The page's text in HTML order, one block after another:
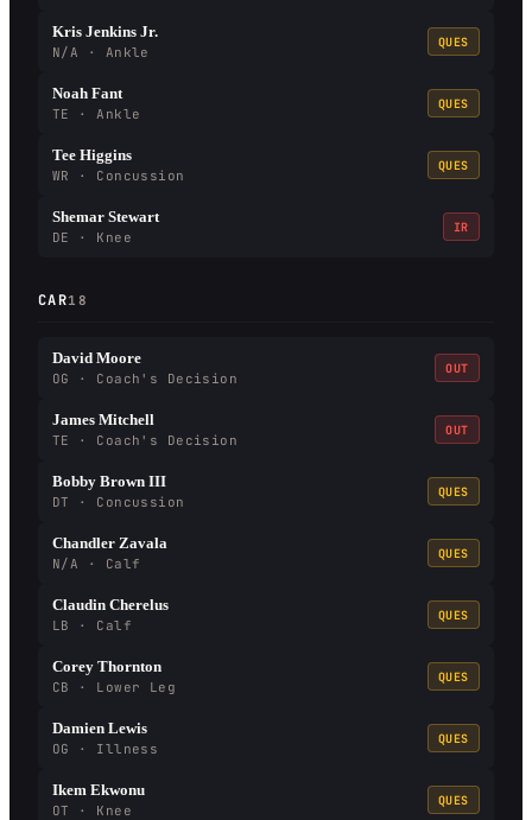
Kris Jenkins Jr.
N/A · Ankle
QUES
Noah Fant
TE · Ankle
QUES
Tee Higgins
WR · Concussion
QUES
Shemar Stewart
DE · Knee
IR
CAR18
David Moore
OG · Coach's Decision
OUT
James Mitchell
TE · Coach's Decision
OUT
Bobby Brown III
DT · Concussion
QUES
Chandler Zavala
N/A · Calf
QUES
Claudin Cherelus
LB · Calf
QUES
Corey Thornton
CB · Lower Leg
QUES
Damien Lewis
OG · Illness
QUES
Ikem Ekwonu
OT · Knee
QUES